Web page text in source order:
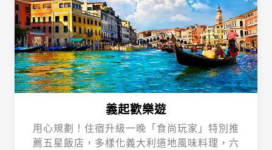
義起歡樂遊
用心規劃！住宿升級一晚「食尚玩家」特別推
薦五星飯店，多樣化義大利道地風味料理，六